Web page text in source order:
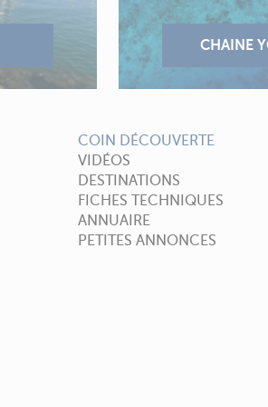
COIN DÉCOUVERTE
VIDÉOS
DESTINATIONS
FICHES TECHNIQUES
ANNUAIRE
PETITES ANNONCES